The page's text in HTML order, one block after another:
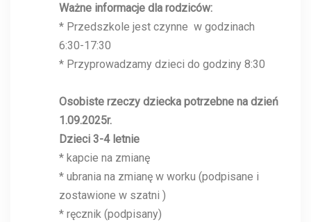
Ważne informacje dla rodziców:
* Przedszkole jest czynne w godzinach
6:30-17:30
* Przyprowadzamy dzieci do godziny 8:30
Osobiste rzeczy dziecka potrzebne na dzień
1.09.2025r.
Dzieci 3-4 letnie
* kapcie na zmianę
* ubrania na zmianę w worku (podpisane i
zostawione w szatni )
* ręcznik (podpisany)